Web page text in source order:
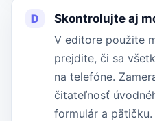
D
Skontrolujte aj
V editore použite
prejdite, či sa
na telefóne.
čitateľnosť
formulár a pätičku.